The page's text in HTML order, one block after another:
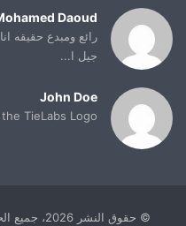
Daoud
رائع ومبدع حقيقه
جيل ا...
John Doe
TieLabs Logo :)...
© حقوق النشر 2026، جميع الحقوق محفوظة |